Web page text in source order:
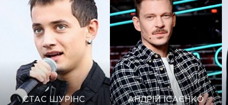
СТАС ШУРІНС АНДРІЙ ІСАЄНКО